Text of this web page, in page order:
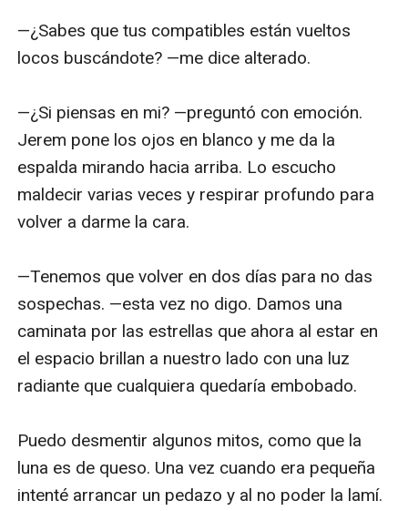
—¿Sabes que tus compatibles están vueltos
locos buscándote? —me dice alterado.
—¿Si piensas en mi? —preguntó con emoción.
Jerem pone los ojos en blanco y me da la
espalda mirando hacia arriba. Lo escucho
maldecir varias veces y respirar profundo para
volver a darme la cara.
—Tenemos que volver en dos días para no das
sospechas. —esta vez no digo. Damos una
caminata por las estrellas que ahora al estar en
el espacio brillan a nuestro lado con una luz
radiante que cualquiera quedaría embobado.
Puedo desmentir algunos mitos, como que la
luna es de queso. Una vez cuando era pequeña
intenté arrancar un pedazo y al no poder la lamí.